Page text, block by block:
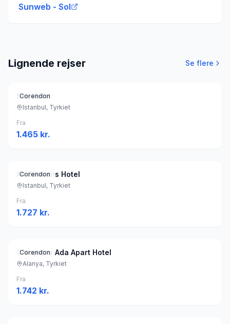
Sunweb - Sol
Lignende rejser Se flere
Corendon
Sim Hotel
Istanbul, Tyrkiet
Fra
1.465 kr.
Corendon
All Seasons Hotel
Istanbul, Tyrkiet
Fra
1.727 kr.
Corendon
Cleopatra Ada Apart Hotel
Alanya, Tyrkiet
Fra
1.742 kr.